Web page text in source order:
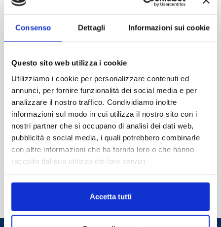
Consenso Dettagli Informazioni sui cookie
Questo sito web utilizza i cookie
Utilizziamo i cookie per personalizzare contenuti ed
annunci, per fornire funzionalità dei social media e per
analizzare il nostro traffico. Condividiamo inoltre
informazioni sul modo in cui utilizza il nostro sito con i
nostri partner che si occupano di analisi dei dati web,
pubblicità e social media, i quali potrebbero combinarle
con altre informazioni che ha fornito loro o che hanno
raccolto dal suo utilizzo dei loro servizi.
Accetta tutti
Escursione in Auto - Segesta e Erice
da San Vito lo Capo o Custonaci
durata 8 ore
Escursione in collettivo ( da 1 a 3 pax ) disponibile solo
ogni giorno